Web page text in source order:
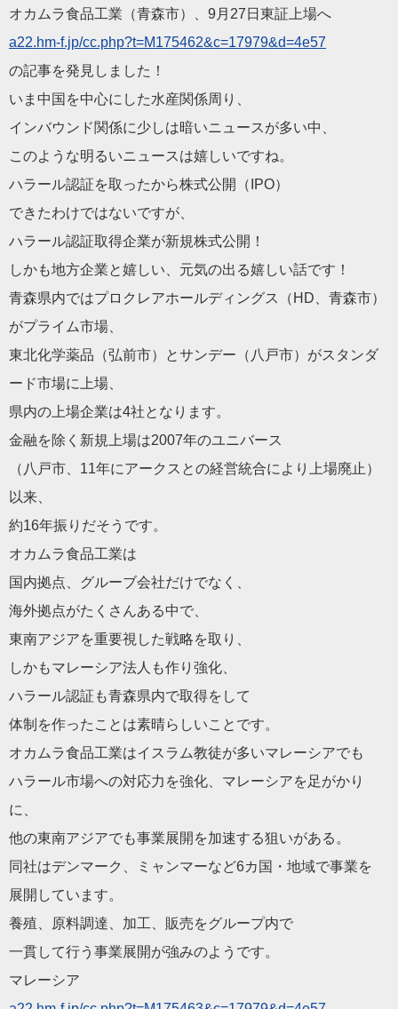
オカムラ食品工業（青森市）、9月27日東証上場へ
a22.hm-f.jp/cc.php?t=M175462&c=17979&d=4e57
の記事を発見しました！
いま中国を中心にした水産関係周り、
インバウンド関係に少しは暗いニュースが多い中、
このような明るいニュースは嬉しいですね。
ハラール認証を取ったから株式公開（IPO）
できたわけではないですが、
ハラール認証取得企業が新規株式公開！
しかも地方企業と嬉しい、元気の出る嬉しい話です！
青森県内ではプロクレアホールディングス（HD、青森市）
がプライム市場、
東北化学薬品（弘前市）とサンデー（八戸市）がスタンダ
ード市場に上場、
県内の上場企業は4社となります。
金融を除く新規上場は2007年のユニバース
（八戸市、11年にアークスとの経営統合により上場廃止）
以来、
約16年振りだそうです。
オカムラ食品工業は
国内拠点、グルーブ会社だけでなく、
海外拠点がたくさんある中で、
東南アジアを重要視した戦略を取り、
しかもマレーシア法人も作り強化、
ハラール認証も青森県内で取得をして
体制を作ったことは素晴らしいことです。
オカムラ食品工業はイスラム教徒が多いマレーシアでも
ハラール市場への対応力を強化、マレーシアを足がかり
に、
他の東南アジアでも事業展開を加速する狙いがある。
同社はデンマーク、ミャンマーなど6カ国・地域で事業を
展開しています。
養殖、原料調達、加工、販売をグループ内で
一貫して行う事業展開が強みのようです。
マレーシア